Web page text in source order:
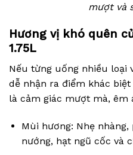
mượt và
Hương vị khó quên
1.75L
Nếu từng uống nhiều loại
dễ nhận ra điểm khác
là cảm giác mượt mà, êm
Mùi hương: Nhẹ
nướng, hạt ngũ cốc và